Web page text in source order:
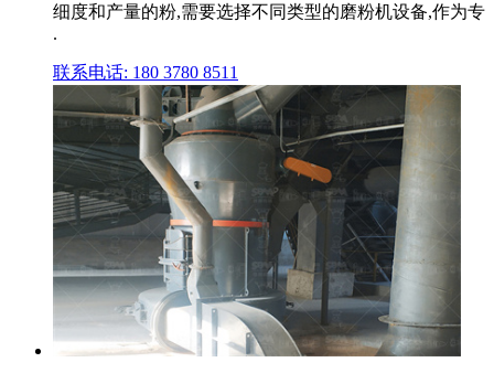
细度和产量的粉,需要选择不同类型的磨粉机设备,作为专
.
联系电话: 180 3780 8511